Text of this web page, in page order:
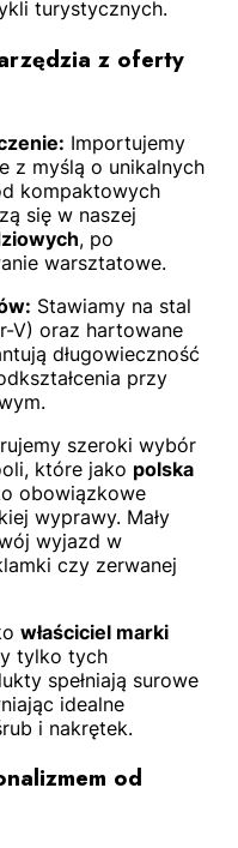
turystycznych.
z oferty
Importujemy
z myślą o unikalnych
kompaktowych
się w naszej
, po
warsztatowe.
Stawiamy na stal
V) oraz hartowane
długowieczność
przy
szeroki wybór
które jako polska
obowiązkowe
wyprawy. Mały
wyjazd w
czy zerwanej
właściciel marki
tylko tych
spełniają surowe
idealne
i nakrętek.
od